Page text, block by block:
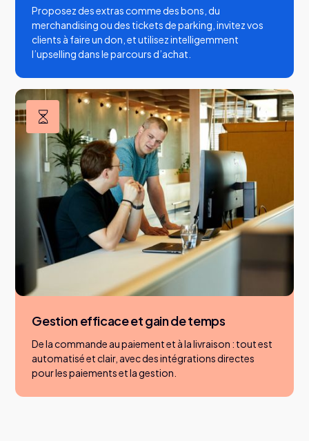
Proposez des extras comme des bons, du
merchandising ou des tickets de parking, invitez vos
clients à faire un don, et utilisez intelligemment
l’upselling dans le parcours d’achat.
Gestion efficace et gain de temps
De la commande au paiement et à la livraison : tout est
automatisé et clair, avec des intégrations directes
pour les paiements et la gestion.